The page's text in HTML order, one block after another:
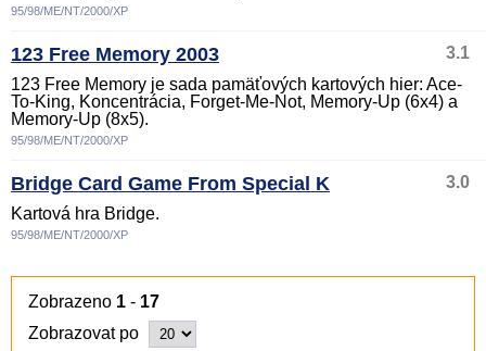
95/98/ME/NT/2000/XP
123 Free Memory 2003
3.1
123 Free Memory je sada pamäťových kartových hier: Ace-
To-King, Koncentrácia, Forget-Me-Not, Memory-Up (6x4) a
Memory-Up (8x5).
95/98/ME/NT/2000/XP
Bridge Card Game From Special K
3.0
Kartová hra Bridge.
95/98/ME/NT/2000/XP
Zobrazeno 1 - 17
Zobrazovat po